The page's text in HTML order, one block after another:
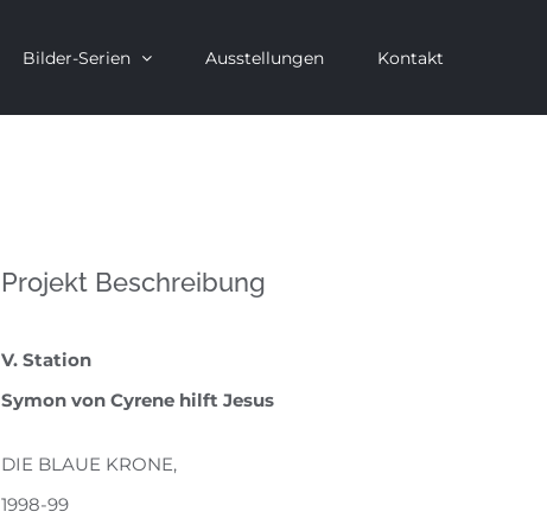
Bilder-Serien Ausstellungen Kontakt
Projekt Beschreibung
V. Station
Symon von Cyrene hilft Jesus
DIE BLAUE KRONE,
1998-99